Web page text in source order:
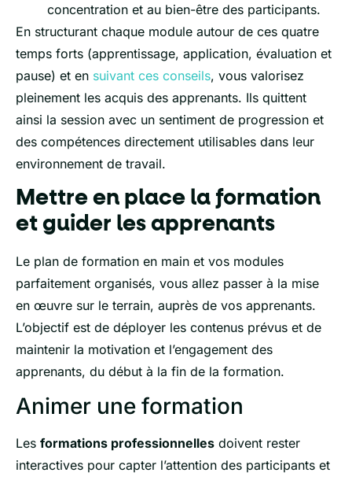
concentration et au bien-être des participants.
En structurant chaque module autour de ces quatre
temps forts (apprentissage, application, évaluation et
pause) et en suivant ces conseils, vous valorisez
pleinement les acquis des apprenants. Ils quittent
ainsi la session avec un sentiment de progression et
des compétences directement utilisables dans leur
environnement de travail.
Mettre en place la formation
et guider les apprenants
Le plan de formation en main et vos modules
parfaitement organisés, vous allez passer à la mise
en œuvre sur le terrain, auprès de vos apprenants.
L’objectif est de déployer les contenus prévus et de
maintenir la motivation et l’engagement des
apprenants, du début à la fin de la formation.
Animer une formation
Les formations professionnelles doivent rester
interactives pour capter l’attention des participants et